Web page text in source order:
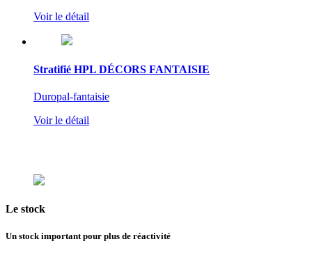
Voir le détail
Stratifié HPL DÉCORS FANTAISIE
Duropal-fantaisie
Voir le détail
Le stock
Un stock important pour plus de réactivité